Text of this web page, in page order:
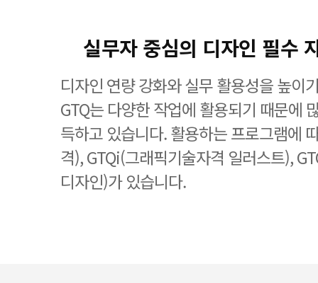
실무자 중심의 디자인 필수
디자인 연량 강화와 실무 활용성을 높이
GTQ는 다양한 작업에 활용되기 때문에
득하고 있습니다. 활용하는 프로그램에
격), GTQi(그래픽기술자격 일러스트),
디자인)가 있습니다.